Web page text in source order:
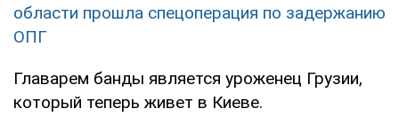
области прошла спецоперация по задержанию
ОПГ
Главарем банды является уроженец Грузии,
который теперь живет в Киеве.